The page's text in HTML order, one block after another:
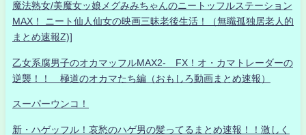
魔法熟女/美魔女ッ娘メグみみちゃんのニートッフルステーション
MAX！ ニート仙人仙女の映画三昧老後生活！（無職孤独居老人的
まとめ速報Z)]
乙女系腐男子のオカマッフルMAX2- FX！オ・カマトレーダーの
逆襲！！ 極道のオカマたち編（おもしろ動画まとめ速報）
スーパーウンコ！
新・ハゲッフル！哀愁のハゲ男の髪ってるまとめ速報！！激しく